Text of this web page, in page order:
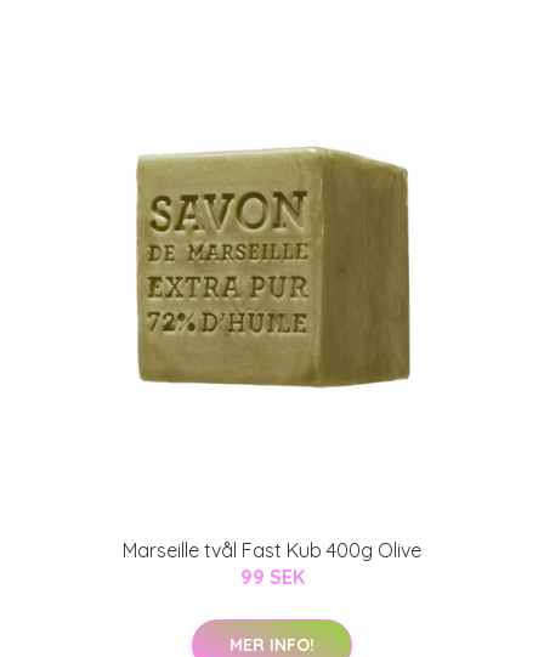
Marseille tvål Fast Kub 400g Olive
99 SEK
MER INFO!